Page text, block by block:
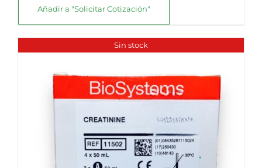
Añadir a "Solicitar Cotización"
Sin stock